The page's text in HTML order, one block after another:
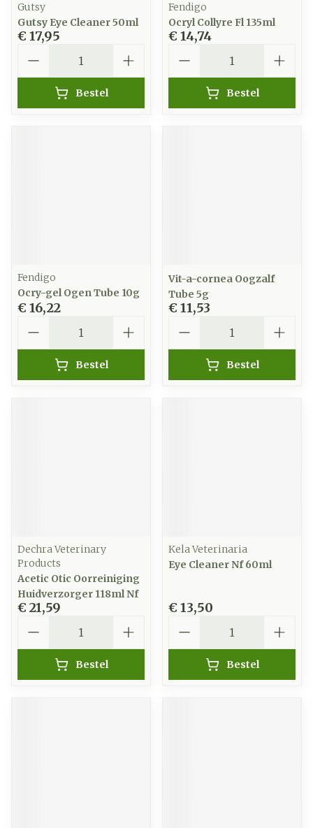
Gutsy
Gutsy Eye Cleaner 50ml
€ 17,95
Bestel
Fendigo
Ocryl Collyre Fl 135ml
€ 14,74
Bestel
Fendigo
Ocry-gel Ogen Tube 10g
€ 16,22
Bestel
Vit-a-cornea Oogzalf
Tube 5g
€ 11,53
Bestel
Dechra Veterinary
Products
Acetic Otic Oorreiniging
Huidverzorger 118ml Nf
€ 21,59
Bestel
Kela Veterinaria
Eye Cleaner Nf 60ml
€ 13,50
Bestel